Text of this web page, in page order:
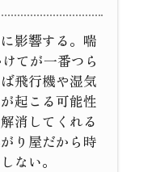
影響する。喘
てが一番つら
飛行機や湿気
起こる可能性
消してくれる
り屋だから時
ない。